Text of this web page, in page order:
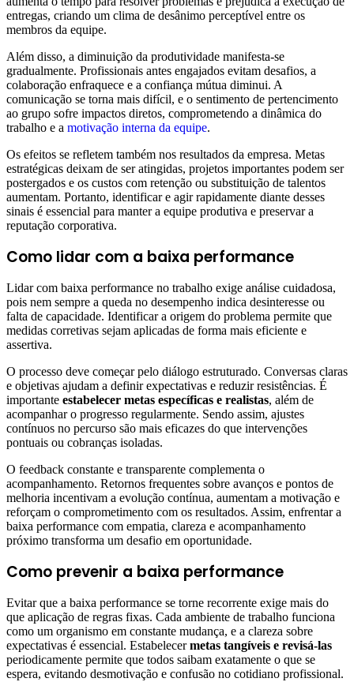
entregas, criando um clima de desânimo perceptível entre os
membros da equipe.
Além disso, a diminuição da produtividade manifesta-se
gradualmente. Profissionais antes engajados evitam desafios, a
colaboração enfraquece e a confiança mútua diminui. A
comunicação se torna mais difícil, e o sentimento de pertencimento
ao grupo sofre impactos diretos, comprometendo a dinâmica do
trabalho e a motivação interna da equipe.
Os efeitos se refletem também nos resultados da empresa. Metas
estratégicas deixam de ser atingidas, projetos importantes podem ser
postergados e os custos com retenção ou substituição de talentos
aumentam. Portanto, identificar e agir rapidamente diante desses
sinais é essencial para manter a equipe produtiva e preservar a
reputação corporativa.
Como lidar com a baixa performance
Lidar com baixa performance no trabalho exige análise cuidadosa,
pois nem sempre a queda no desempenho indica desinteresse ou
falta de capacidade. Identificar a origem do problema permite que
medidas corretivas sejam aplicadas de forma mais eficiente e
assertiva.
O processo deve começar pelo diálogo estruturado. Conversas claras
e objetivas ajudam a definir expectativas e reduzir resistências. É
importante estabelecer metas específicas e realistas, além de
acompanhar o progresso regularmente. Sendo assim, ajustes
contínuos no percurso são mais eficazes do que intervenções
pontuais ou cobranças isoladas.
O feedback constante e transparente complementa o
acompanhamento. Retornos frequentes sobre avanços e pontos de
melhoria incentivam a evolução contínua, aumentam a motivação e
reforçam o comprometimento com os resultados. Assim, enfrentar a
baixa performance com empatia, clareza e acompanhamento
próximo transforma um desafio em oportunidade.
Como prevenir a baixa performance
Evitar que a baixa performance se torne recorrente exige mais do
que aplicação de regras fixas. Cada ambiente de trabalho funciona
como um organismo em constante mudança, e a clareza sobre
expectativas é essencial. Estabelecermetas tangíveis e revisá-las
periodicamente permite que todos saibam exatamente o que se
espera, evitando desmotivação e confusão no cotidiano profissional.